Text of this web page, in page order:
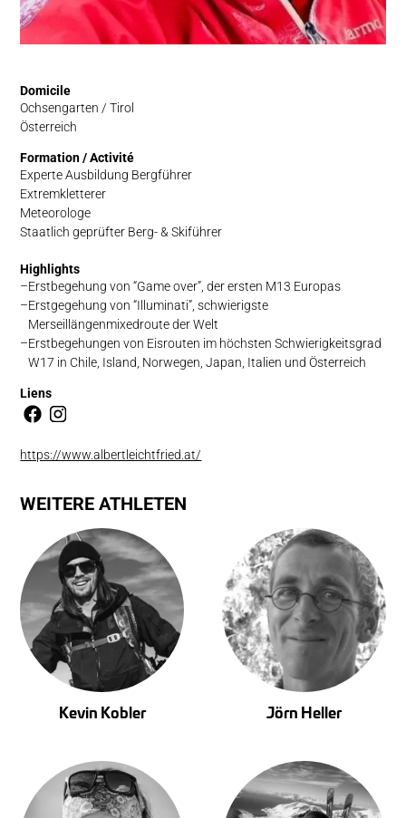
Domicile
Ochsengarten / Tirol
Österreich
Formation / Activité
Experte Ausbildung Bergführer
Extremkletterer
Meteorologe
Staatlich geprüfter Berg- & Skiführer
Highlights
Erstbegehung von “Game over”, der ersten M13 Europas
Erstgegehung von “Illuminati”, schwierigste
Merseillängenmixedroute der Welt
Erstbegehungen von Eisrouten im höchsten Schwierigkeitsgrad
W17 in Chile, Island, Norwegen, Japan, Italien und Österreich
Liens
https://www.albertleichtfried.at/
WEITERE ATHLETEN
Kevin Kobler Jörn Heller